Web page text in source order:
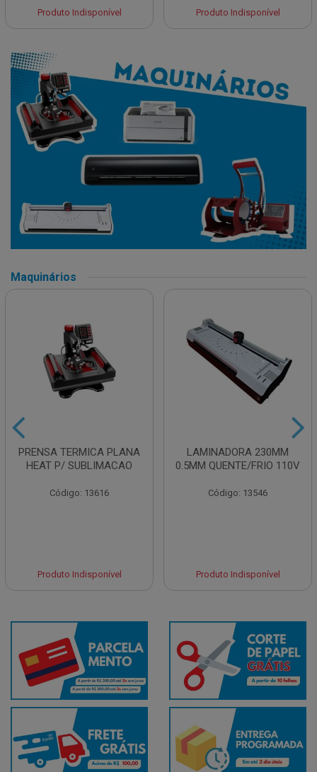
Produto Indisponível Produto Indisponível
Maquinários
PRENSA TERMICA PLANA
HEAT P/ SUBLIMACAO
Código: 13616
Produto Indisponível
LAMINADORA 230MM
0.5MM QUENTE/FRIO 110V
Código: 13546
Produto Indisponível